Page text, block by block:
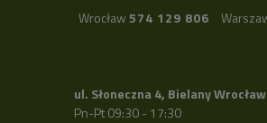
Wrocław 574 129 806
ul. Słoneczna 4, Bielany
Pn-Pt 09:30 - 17:30